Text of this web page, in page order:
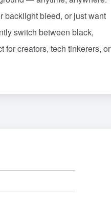
backlight bleed, or just want
switch between black,
for creators, tech tinkerers, or